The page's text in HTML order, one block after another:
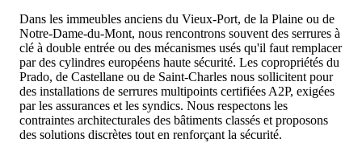
Dans les immeubles anciens du Vieux-Port, de la Plaine ou de
Notre-Dame-du-Mont, nous rencontrons souvent des serrures à
clé à double entrée ou des mécanismes usés qu'il faut remplacer
par des cylindres européens haute sécurité. Les copropriétés du
Prado, de Castellane ou de Saint-Charles nous sollicitent pour
des installations de serrures multipoints certifiées A2P, exigées
par les assurances et les syndics. Nous respectons les
contraintes architecturales des bâtiments classés et proposons
des solutions discrètes tout en renforçant la sécurité.